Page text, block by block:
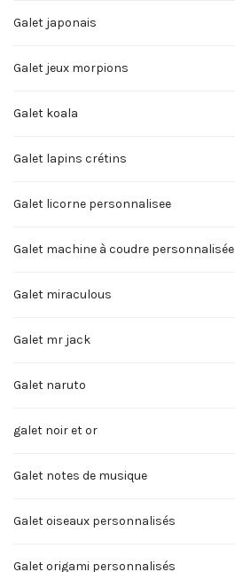
Galet japonais
Galet jeux morpions
Galet koala
Galet lapins crétins
Galet licorne personnalisee
Galet machine à coudre personnalisée
Galet miraculous
Galet mr jack
Galet naruto
galet noir et or
Galet notes de musique
Galet oiseaux personnalisés
Galet origami personnalisés